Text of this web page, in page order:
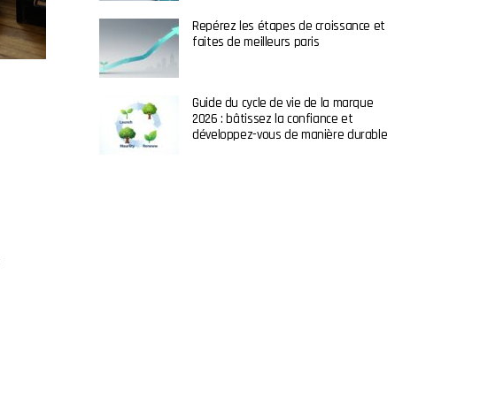
Repérez les étapes de croissance et
faites de meilleurs paris
Guide du cycle de vie de la marque
2026 : bâtissez la confiance et
développez-vous de manière durable